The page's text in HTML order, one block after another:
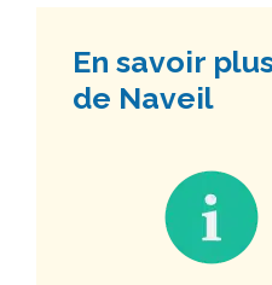
En savoir
de Naveil